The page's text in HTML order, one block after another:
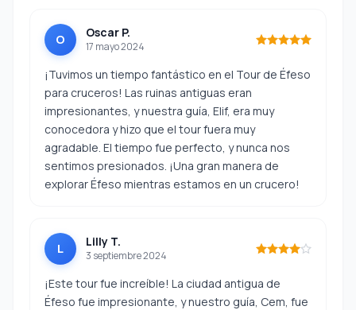
O Oscar P.
17 mayo 2024
¡Tuvimos un tiempo fantástico en el Tour de Éfeso
para cruceros! Las ruinas antiguas eran
impresionantes, y nuestra guía, Elif, era muy
conocedora y hizo que el tour fuera muy
agradable. El tiempo fue perfecto, y nunca nos
sentimos presionados. ¡Una gran manera de
explorar Éfeso mientras estamos en un crucero!
L Lilly T.
3 septiembre 2024
¡Este tour fue increíble! La ciudad antigua de
Éfeso fue impresionante, y nuestro guía, Cem, fue